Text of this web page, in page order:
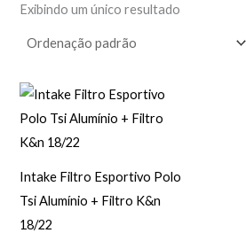
Exibindo um único resultado
Intake Filtro Esportivo Polo
Tsi Alumínio + Filtro K&n
18/22